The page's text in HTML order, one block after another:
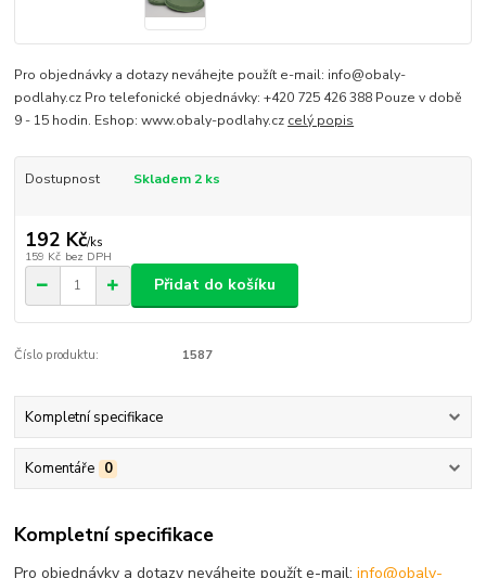
Pro objednávky a dotazy neváhejte použít e-mail: info@obaly-
podlahy.cz Pro telefonické objednávky: +420 725 426 388 Pouze v době
9 - 15 hodin. Eshop: www.obaly-podlahy.cz celý popis
Dostupnost Skladem 2 ks
192 Kč/ks
159 Kč bez DPH
Přidat do košíku
Číslo produktu: 1587
Kompletní specifikace
Komentáře 0
Kompletní specifikace
Pro objednávky a dotazy neváhejte použít e-mail:info@obaly-